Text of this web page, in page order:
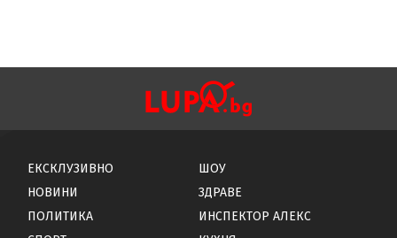
ЕКСКЛУЗИВНО
НОВИНИ
ПОЛИТИКА
ШОУ
ЗДРАВЕ
ИНСПЕКТОР АЛЕКС